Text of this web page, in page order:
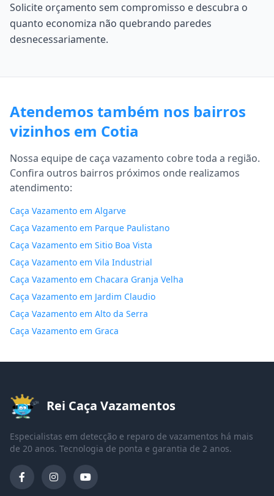
Solicite orçamento sem compromisso e descubra o
quanto economiza não quebrando paredes
desnecessariamente.
Atendemos também nos bairros
vizinhos em Cotia
Nossa equipe de caça vazamento cobre toda a região.
Confira outros bairros próximos onde realizamos
atendimento:
Caça Vazamento em Algarve
Caça Vazamento em Parque Paulistano
Caça Vazamento em Sitio Boa Vista
Caça Vazamento em Vila Industrial
Caça Vazamento em Chacara Granja Velha
Caça Vazamento em Jardim Claudio
Caça Vazamento em Alto da Serra
Caça Vazamento em Graca
Rei Caça Vazamentos
Especialistas em detecção e reparo de vazamentos há mais
de 20 anos. Tecnologia de ponta e garantia de 2 anos.